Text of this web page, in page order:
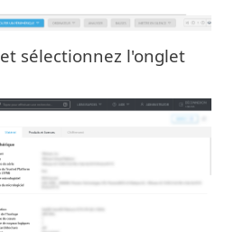
et sélectionnez l'onglet